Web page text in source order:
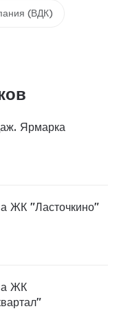
(ВДК)
Ярмарка
ЖК "Ласточкино"
ЖК